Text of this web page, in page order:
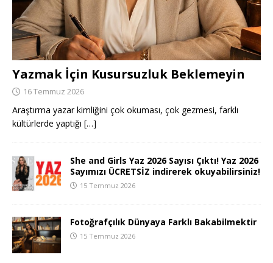
Yazmak İçin Kusursuzluk Beklemeyin
16 Temmuz 2026
Araştırma yazar kimliğini çok okuması, çok gezmesi, farklı
kültürlerde yaptığı […]
She and Girls Yaz 2026 Sayısı Çıktı! Yaz 2026
Sayımızı ÜCRETSİZ indirerek okuyabilirsiniz!
15 Temmuz 2026
Fotoğrafçılık Dünyaya Farklı Bakabilmektir
15 Temmuz 2026